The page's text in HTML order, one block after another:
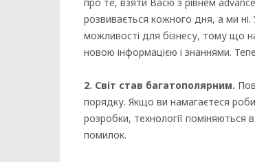
розвивається кожного дня, а ми ні.
можливості для бізнесу, тому що
новою інформацією і знаннями.
2. Світ став багатополярним.
порядку. Якщо ви намагаєтеся
розробки, технології поміняються
помилок.